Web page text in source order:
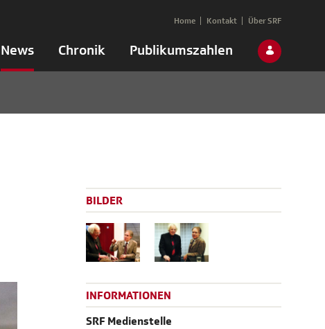
News Chronik Publikumszahlen
Home Kontakt Über SRF
BILDER
INFORMATIONEN
SRF Medienstelle